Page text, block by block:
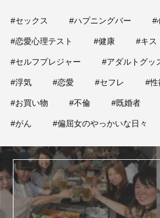
#セックス #ハプニングバー #
#恋愛心理テスト #健康 #キス
#セルフプレジャー #アダルトグッ
#浮気 #恋愛 #セフレ #性
#お買い物 #不倫 #既婚者
#がん #偏屈女のやっかいな日々